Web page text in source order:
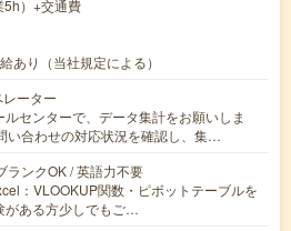
）+交通費
あり（当社規定による）
ーター
ルセンターで、データ集計をお願いしま
い合わせの対応状況を確認し、集…
ランクOK / 英語力不要
：VLOOKUP関数・ピボットテーブルを
がある方少しでもご…